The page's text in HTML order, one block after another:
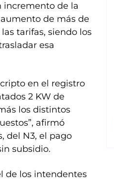
incremento de la
de más de
tarifas, siendo los
esa
en el registro
2 KW de
los distintos
afirmó
del N3, el pago
subsidio.
de los intendentes